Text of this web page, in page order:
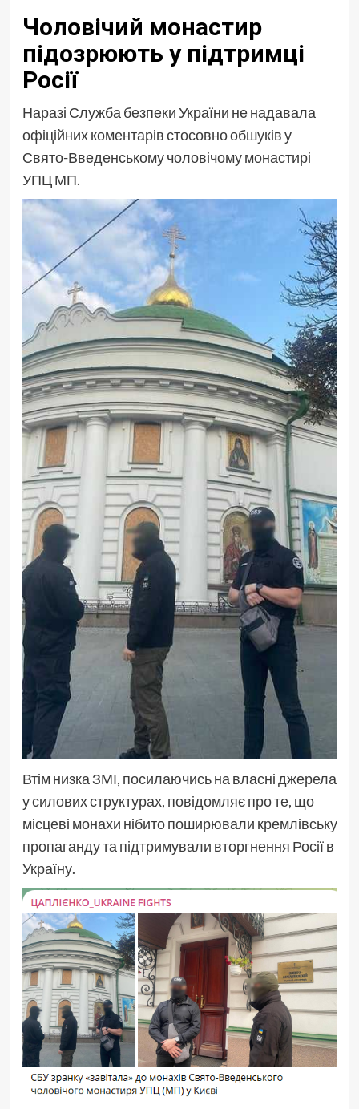
Чоловічий монастир
підозрюють у підтримці
Росії
Наразі Служба безпеки України не надавала
офіційних коментарів стосовно обшуків у
Свято-Введенському чоловічому монастирі
УПЦ МП.
Втім низка ЗМІ, посилаючись на власні джерела
у силових структурах, повідомляє про те, що
місцеві монахи нібито поширювали кремлівську
пропаганду та підтримували вторгнення Росії в
Україну.